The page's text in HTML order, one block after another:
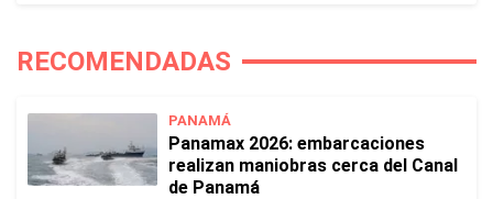
RECOMENDADAS
PANAMÁ
Panamax 2026: embarcaciones
realizan maniobras cerca del Canal
de Panamá